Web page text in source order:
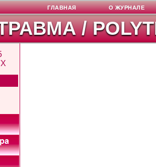
/
ГЛАВНАЯ О ЖУРНАЛЕ